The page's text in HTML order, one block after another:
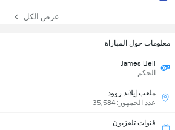
عرض الكل
معلومات حول المباراة
James Bell
الحكم
ملعب إيلاند روود
عدد الجمهور: 35,584
قنوات تلفزيون